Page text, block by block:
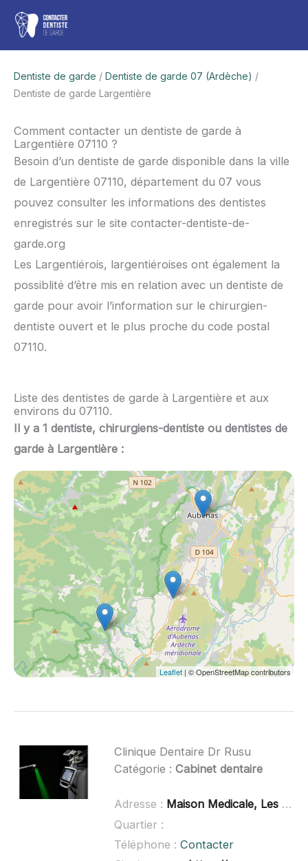
Aller
contenu
Dentiste de garde / Dentiste de garde 07 (Ardèche) /
Dentiste de garde Largentière
Comment contacter un dentiste de garde à
Largentière 07110 ?
Besoin d’un dentiste de garde disponible dans la ville
de Largentière 07110, département du 07 vous
pouvez consulter les informations des dentistes
enregistrés sur le site contacter-dentiste-de-
garde.org
Les Largentiérois, largentiéroises ont également la
possiblité d’être mis en relation avec un dentiste de
garde pour avoir l’information sur le chirurgien-
dentiste ouvert et le plus proche du code postal
07110.
Liste des dentistes de garde à Largentière et aux
environs du 07110.
Il y a 1 dentiste, chirurgiens-dentiste ou dentistes de
garde à Largentière :
Leaflet | © OpenStreetMap contributors
Clinique Dentaire Dr Rusu
Catégorie : Cabinet dentaire
Adresse : Maison Medicale, Les Vergnades, 07110 Largentière
Quartier :
Téléphone : Contacter